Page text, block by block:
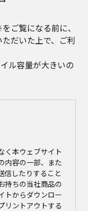
ご覧になる前に、
だいた上で、ご利
ル容量が大きいの
く本ウェブサイト
内容の一部、また
信したりすること
持ちの当社商品の
トからダウンロー
リントアウトする